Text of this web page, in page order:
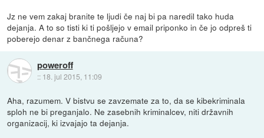
Jz ne vem zakaj branite te ljudi če naj bi pa naredil tako huda
dejanja. A to so tisti ki ti pošljejo v email priponko in če jo odpreš ti
poberejo denar z bančnega računa?
poweroff
:: 18. jul 2015, 11:09
Aha, razumem. V bistvu se zavzemate za to, da se kibekriminala
sploh ne bi preganjalo. Ne zasebnih kriminalcev, niti državnih
organizacij, ki izvajajo ta dejanja.